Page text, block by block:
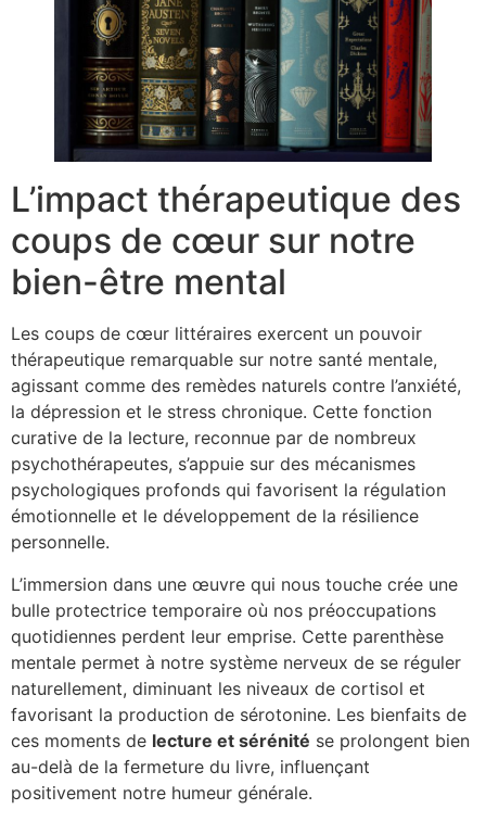
L’impact thérapeutique des
coups de cœur sur notre
bien-être mental
Les coups de cœur littéraires exercent un pouvoir
thérapeutique remarquable sur notre santé mentale,
agissant comme des remèdes naturels contre l’anxiété,
la dépression et le stress chronique. Cette fonction
curative de la lecture, reconnue par de nombreux
psychothérapeutes, s’appuie sur des mécanismes
psychologiques profonds qui favorisent la régulation
émotionnelle et le développement de la résilience
personnelle.
L’immersion dans une œuvre qui nous touche crée une
bulle protectrice temporaire où nos préoccupations
quotidiennes perdent leur emprise. Cette parenthèse
mentale permet à notre système nerveux de se réguler
naturellement, diminuant les niveaux de cortisol et
favorisant la production de sérotonine. Les bienfaits de
ces moments de lecture et sérénité se prolongent bien
au-delà de la fermeture du livre, influençant
positivement notre humeur générale.